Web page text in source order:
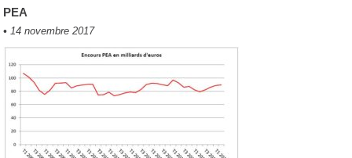
PEA
• 14 novembre 2017